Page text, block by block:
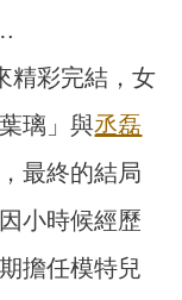
精彩完結，女
璃」與丞磊
最終的結局
小時候經歷
擔任模特兒